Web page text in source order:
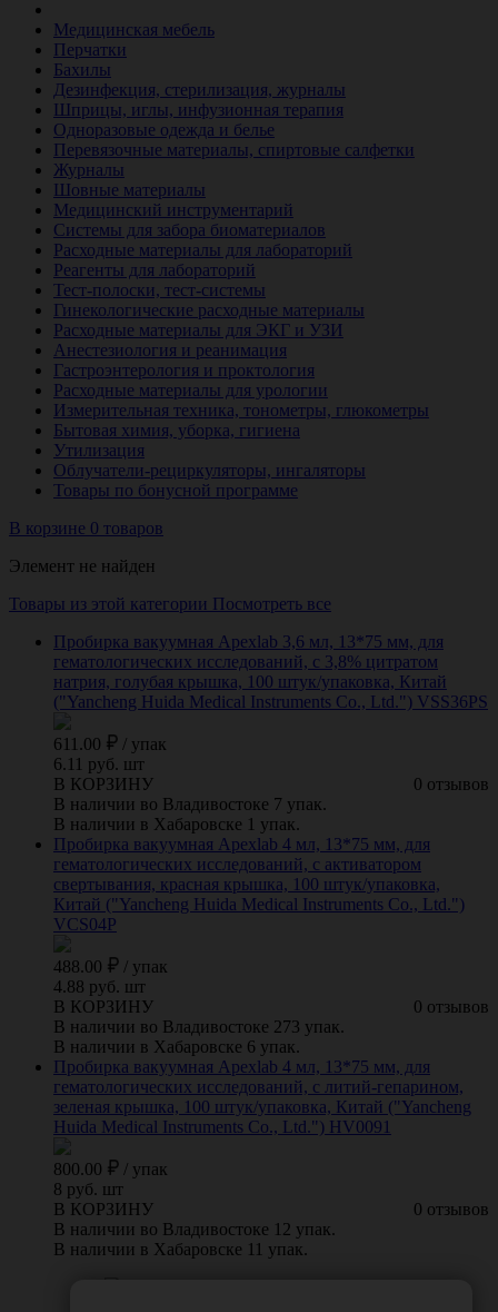
Медицинская мебель
Перчатки
Бахилы
Дезинфекция, стерилизация, журналы
Шприцы, иглы, инфузионная терапия
Одноразовые одежда и белье
Перевязочные материалы, спиртовые салфетки
Журналы
Шовные материалы
Медицинский инструментарий
Системы для забора биоматериалов
Расходные материалы для лабораторий
Реагенты для лабораторий
Тест-полоски, тест-системы
Гинекологические расходные материалы
Расходные материалы для ЭКГ и УЗИ
Анестезиология и реанимация
Гастроэнтерология и проктология
Расходные материалы для урологии
Измерительная техника, тонометры, глюкометры
Бытовая химия, уборка, гигиена
Утилизация
Облучатели-рециркуляторы, ингаляторы
Товары по бонусной программе
В корзине 0 товаров
Элемент не найден
Товары из этой категории Посмотреть все
Пробирка вакуумная Apexlab 3,6 мл, 13*75 мм, для
гематологических исследований, с 3,8% цитратом
натрия, голубая крышка, 100 штук/упаковка, Китай
("Yancheng Huida Medical Instruments Co., Ltd.") VSS36PS
611.00 / упак
6.11 руб. шт
0 отзывов
В КОРЗИНУ
В наличии во Владивостоке 7 упак.
В наличии в Хабаровске 1 упак.
Пробирка вакуумная Apexlab 4 мл, 13*75 мм, для
гематологических исследований, с активатором
свертывания, красная крышка, 100 штук/упаковка,
Китай ("Yancheng Huida Medical Instruments Co., Ltd.")
VCS04P
488.00 / упак
4.88 руб. шт
0 отзывов
В КОРЗИНУ
В наличии во Владивостоке 273 упак.
В наличии в Хабаровске 6 упак.
Пробирка вакуумная Apexlab 4 мл, 13*75 мм, для
гематологических исследований, с литий-гепарином,
зеленая крышка, 100 штук/упаковка, Китай ("Yancheng
Huida Medical Instruments Co., Ltd.") HV0091
800.00 / упак
8 руб. шт
0 отзывов
В КОРЗИНУ
В наличии во Владивостоке 12 упак.
В наличии в Хабаровске 11 упак.